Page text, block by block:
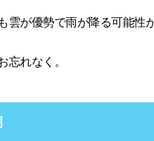
雲が優勢で雨が降る可能性
忘れなく。